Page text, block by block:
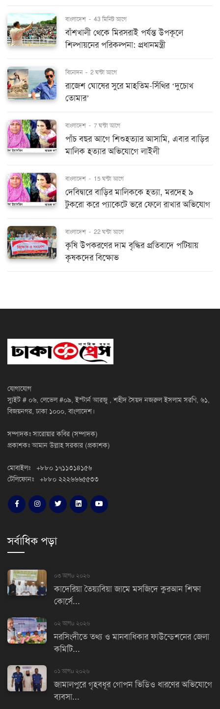
বাংলাদেশ - 43 মিনিট আগে
বাঁশখালী থেকে মিরসরাই পর্যন্ত উপকূলে
শিল্পায়নের পরিকল্পনা: প্রধানমন্ত্রী
বিনোদন - 2 ঘন্টা আগে
রাজেশ ঘোষের সুরে মাহতিম-সিঁথির ‘দুচোখ
তোমার’
বাংলাদেশ - 7 ঘন্টা আগে
পাঁচ বছর আগে শিশুহত্যার আসামি, এবার বাড়ির
মালিক হত্যার অভিযোগে লাইলী
বাংলাদেশ - 15 ঘন্টা আগে
দেবিদ্বারে বাড়ির মালিককে হত্যা, মরদেহ ৯
টুকরো করে প্যাকেটে ভরে ফেলে রাখার অভিযোগ
বাংলাদেশ - 22 ঘন্টা আগে
কৃষি উপকরণের দাম বৃদ্ধির প্রতিবাদে পটিয়ায়
কৃষকদের বিক্ষোভ
যোগাযোগ
স্যুইট # ০৬, লেভেল #০৯, ইস্টার্ন আরজু , শহীদ সৈয়দ নজরুল ইসলাম সরণি, ৬১,
বিজয়নগর, ঢাকা ১০০০, বাংলাদেশ।
সম্পাদকঃ সারোয়ার কবির (সম্পাদক)
প্রকাশকঃ আমান উল্লাহ সরকার (প্রকাশক)
মোবাইলঃ +৮৮০ ১৭১১৩১৪১৫৬
টেলিফোনঃ +৮৮০ ২২২৬৬৬৫৫৩৩
সর্বাধিক পড়া
০৩ আগu ২০২৬
কাদেরিয়া তৈয়্যবিয়া জামে মসজিদে কুরআন শিক্ষা
কোর্সে...
০২ আগu ২০২৬
নরসিংদীতে তথ্য ও মানবাধিকার ফাউন্ডেশনের জেলা
কমিটি...
০১ আগu ২০২৬
জামালপুরে গৃহবধূর গোপন ভিডিও ধারণের অভিযোগে
ব্যবসা...